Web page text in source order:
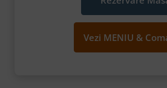
Vezi MENIU &